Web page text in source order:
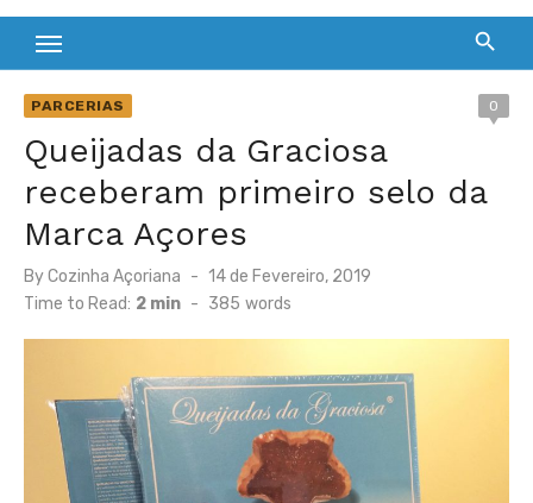
PARCERIAS 0
Queijadas da Graciosa
receberam primeiro selo da
Marca Açores
ByCozinha Açoriana
Posted
on
14 de Fevereiro, 2019
Time to Read: 2 min - 385 words